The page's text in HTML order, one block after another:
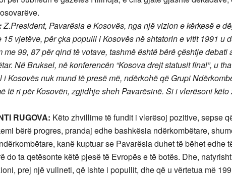
Z.President, Pavarësia e Kosovës, nga një vizion e kërkesë e
15 vjetëve, për çka populli i Kosovës në shtatorin e vitit 1991 u
me 99, 87 për qind të votave, tashmë është bërë çështje
Në Bruksel, në konferencën “Kosova drejt statusit final”, u
i Kosovës nuk mund të presë më, ndërkohë që Grupi
të ri për Kosovën, zgjidhje sheh Pavarësinë. Si i vlerësoni
RUGOVA: Këto zhvillime të fundit i vlerësoj pozitive, sepse
bërë progres, prandaj edhe bashkësia ndërkombëtare,
kanë kuptuar se Pavarësia duhet të bëhet edhe
do ta qetësonte këtë pjesë të Evropës e të botës. Dhe,
prej një vullneti, që ishte i popullit, dhe që u vërtetua më